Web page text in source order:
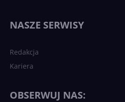
NASZE SERWISY
Redakcja
Kariera
OBSERWUJ NAS: